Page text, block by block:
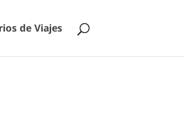
de Viajes